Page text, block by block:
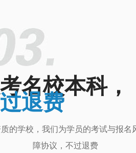
名校本科，
退费
的学校，我们为学员的考试与报名
障协议，不过退费